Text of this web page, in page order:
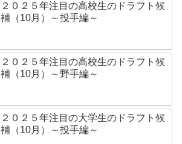
２０２５年注目の高校生のドラフト候
補（10月）～投手編～
２０２５年注目の高校生のドラフト候
補（10月）～野手編～
２０２５年注目の大学生のドラフト候
補（10月）～投手編～